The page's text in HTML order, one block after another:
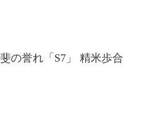
の誉れ「S7」 精米歩合